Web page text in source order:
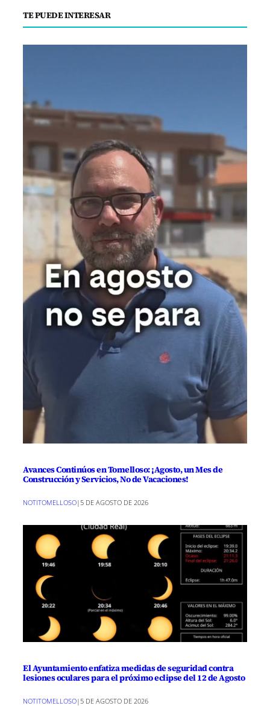
TE PUEDE INTERESAR
Avances Continúos en Tomelloso: ¡Agosto, un Mes de
Construcción y Servicios, No de Vacaciones!
NOTITOMELLOSO|5 DE AGOSTO DE 2026
El Ayuntamiento enfatiza medidas de seguridad contra
lesiones oculares para el próximo eclipse del 12 de Agosto
NOTITOMELLOSO| 5 DE AGOSTO DE 2026